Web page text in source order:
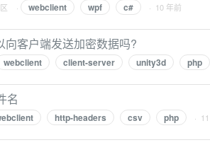
· webclient wpf c# · 10 年前
向客户端发送加密数据吗?
webclient client-server unity3d php
名
http-headers csv php ·